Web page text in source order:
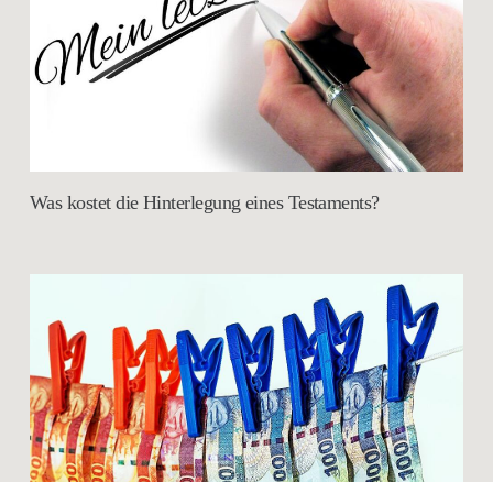
Was kostet die Hinterlegung eines Testaments?